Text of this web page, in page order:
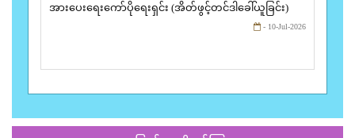
အားပေးရေးကော်ပိုရေးရှင်း (အိတ်ဖွင့်တင်ဒါခေါ်ယူခြင်း)
- 10-Jul-2026